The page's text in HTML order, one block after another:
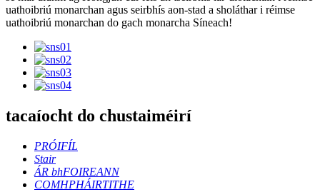
uathoibriú monarchan agus seirbhís aon-stad a sholáthar i réimse
uathoibriú monarchan do gach monarcha Síneach!
tacaíocht do chustaiméirí
PRÓIFÍL
Stair
ÁR bhFOIREANN
COMHPHÁIRTITHE